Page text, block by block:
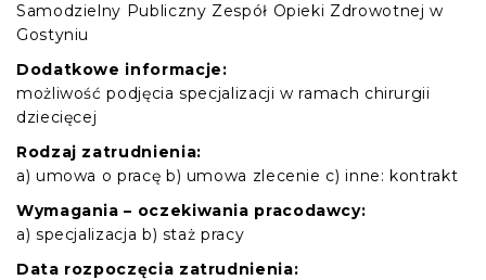
Samodzielny Publiczny Zespół Opieki Zdrowotnej w
Gostyniu
Dodatkowe informacje:
możliwość podjęcia specjalizacji w ramach chirurgii
dziecięcej
Rodzaj zatrudnienia:
a) umowa o pracę b) umowa zlecenie c) inne: kontrakt
Wymagania – oczekiwania pracodawcy:
a) specjalizacja b) staż pracy
Data rozpoczęcia zatrudnienia: